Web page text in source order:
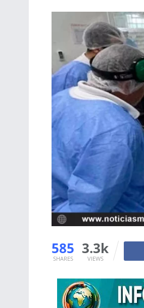
585
SHARES
3.3k
VIEWS